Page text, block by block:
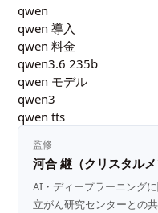
qwen
qwen 導入
qwen 料金
qwen3.6 235b
qwen モデル
qwen3
qwen tts
監修
河合 継（クリスタル
AI・ディープラーニング
立がん研究センターとの